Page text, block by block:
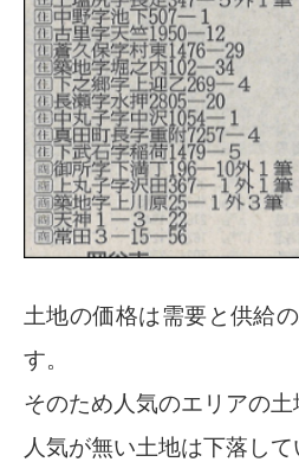
土地の価格は需要と供給
す。
そのため人気のエリアの土
人気が無い土地は下落して